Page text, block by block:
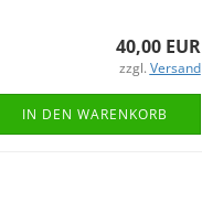
40,00 EUR
zzgl. Versand
IN DEN WARENKORB